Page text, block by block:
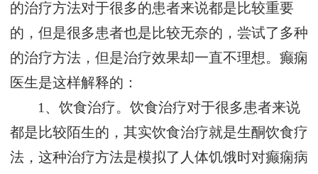
的治疗方法对于很多的患者来说都是比较重要
的，但是很多患者也是比较无奈的，尝试了多种
的治疗方法，但是治疗效果却一直不理想。癫痫
医生是这样解释的：
1、饮食治疗。饮食治疗对于很多患者来说
都是比较陌生的，其实饮食治疗就是生酮饮食疗
法，这种治疗方法是模拟了人体饥饿时对癫痫病